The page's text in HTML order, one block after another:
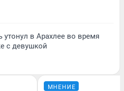
в Арахлее во время
с девушкой
МНЕНИЕ